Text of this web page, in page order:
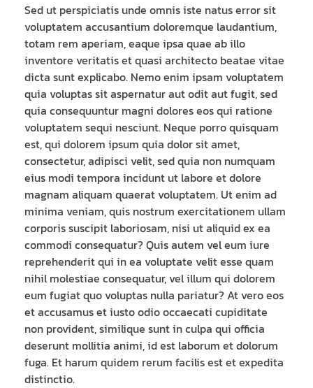
Sed ut perspiciatis unde omnis iste natus error sit
voluptatem accusantium doloremque laudantium,
totam rem aperiam, eaque ipsa quae ab illo
inventore veritatis et quasi architecto beatae vitae
dicta sunt explicabo. Nemo enim ipsam voluptatem
quia voluptas sit aspernatur aut odit aut fugit, sed
quia consequuntur magni dolores eos qui ratione
voluptatem sequi nesciunt. Neque porro quisquam
est, qui dolorem ipsum quia dolor sit amet,
consectetur, adipisci velit, sed quia non numquam
eius modi tempora incidunt ut labore et dolore
magnam aliquam quaerat voluptatem. Ut enim ad
minima veniam, quis nostrum exercitationem ullam
corporis suscipit laboriosam, nisi ut aliquid ex ea
commodi consequatur? Quis autem vel eum iure
reprehenderit qui in ea voluptate velit esse quam
nihil molestiae consequatur, vel illum qui dolorem
eum fugiat quo voluptas nulla pariatur? At vero eos
et accusamus et iusto odio occaecati cupiditate
non provident, similique sunt in culpa qui officia
deserunt mollitia animi, id est laborum et dolorum
fuga. Et harum quidem rerum facilis est et expedita
distinctio.